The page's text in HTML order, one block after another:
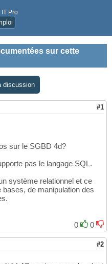
Pro
sur cette
discussion
#1
sur le SGBD 4d?
pas le langage SQL.
système relationnel et ce
de manipulation des
0
0
#2